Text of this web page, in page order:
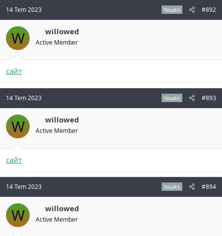
14 Tem 2023 Yasaklı #892
W willowed
Active Member
сайт
14 Tem 2023 Yasaklı #893
W willowed
Active Member
сайт
14 Tem 2023 Yasaklı #894
W willowed
Active Member